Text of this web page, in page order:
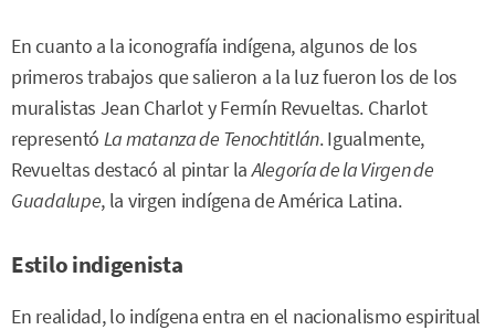
En cuanto a la iconografía indígena, algunos de los
primeros trabajos que salieron a la luz fueron los de los
muralistas Jean Charlot y Fermín Revueltas. Charlot
representó La matanza de Tenochtitlán. Igualmente,
Revueltas destacó al pintar laAlegoría de la Virgen de
Guadalupe, la virgen indígena de América Latina.
Estilo indigenista
En realidad, lo indígena entra en el nacionalismo espiritual